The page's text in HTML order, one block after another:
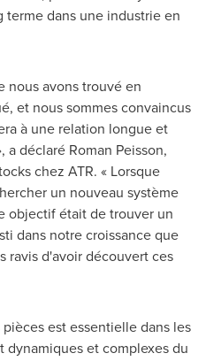
terme dans une industrie en
nous avons trouvé en
et nous sommes convaincus
à une relation longue et
déclaré Roman Peisson,
chez ATR. « Lorsque
un nouveau système
objectif était de trouver un
dans notre croissance que
ravis d'avoir découvert ces
est essentielle dans les
et complexes du